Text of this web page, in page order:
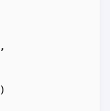
,
)